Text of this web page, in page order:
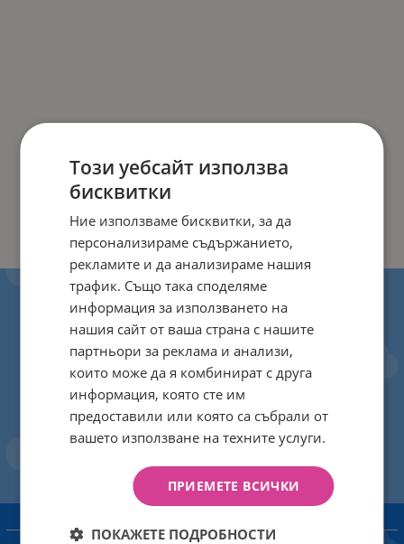
ИНФОРМАЦИЯ
Този уебсайт използва
бисквитки
Ние използваме бисквитки, за да
персонализираме съдържанието,
рекламите и да анализираме нашия
трафик. Също така споделяме
информация за използването на
нашия сайт от ваша страна с нашите
партньори за реклама и анализи,
които може да я комбинират с друга
информация, която сте им
предоставили или която са събрали от
вашето използване на техните услуги.
ПРИЕМЕТЕ ВСИЧКИ
ПОКАЖЕТЕ ПОДРОБНОСТИ